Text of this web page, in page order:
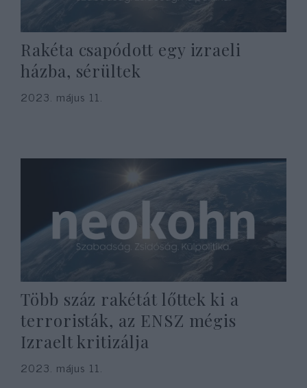
Rakéta csapódott egy izraeli
házba, sérültek
2023. május 11.
Több száz rakétát lőttek ki a
terroristák, az ENSZ mégis
Izraelt kritizálja
2023. május 11.